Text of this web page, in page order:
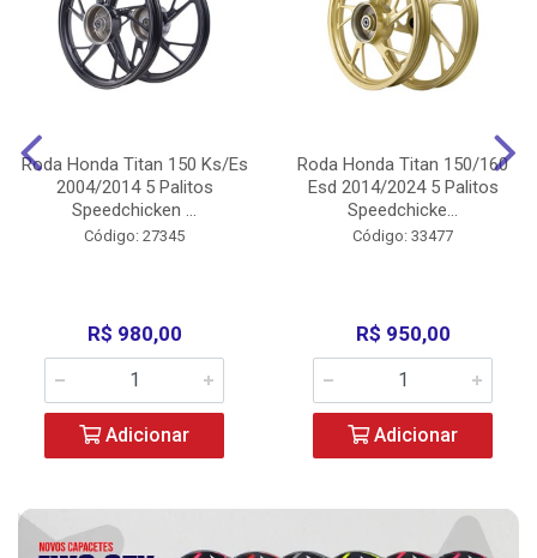
Roda Honda Titan 150 Ks/Es
2004/2014 5 Palitos
Speedchicken ...
Código: 27345
R$ 980,00
Adicionar
Roda Honda Titan 150/160
Esd 2014/2024 5 Palitos
Speedchicke...
Código: 33477
R$ 950,00
Adicionar